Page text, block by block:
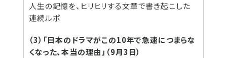
人生の記憶を、ヒリヒリする文章で書き起こした
連続ルポ
（3）「日本のドラマがこの10年で急速につまらな
くなった、本当の理由」（9月3日）